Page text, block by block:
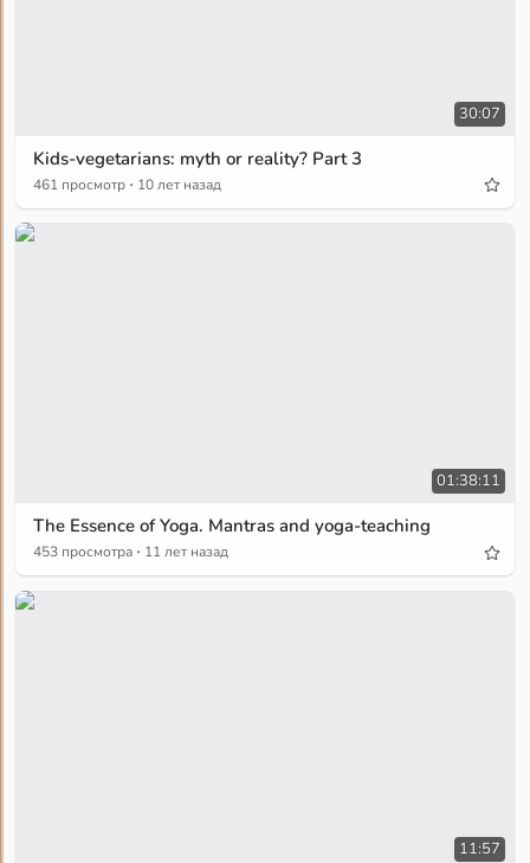
30:07
Kids-vegetarians: myth or reality? Part 3
461 просмотр · 10 лет назад
01:38:11
The Essence of Yoga. Mantras and yoga-teaching
453 просмотра · 11 лет назад
11:57